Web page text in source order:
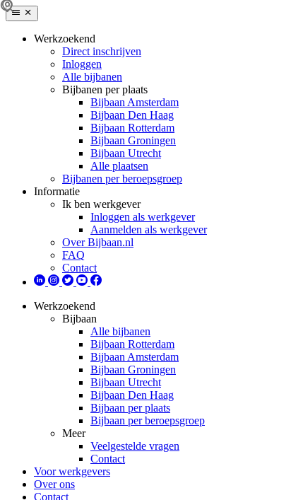
Werkzoekend
Direct inschrijven
Inloggen
Alle bijbanen
Bijbanen per plaats
Bijbaan Amsterdam
Bijbaan Den Haag
Bijbaan Rotterdam
Bijbaan Groningen
Bijbaan Utrecht
Alle plaatsen
Bijbanen per beroepsgroep
Informatie
Ik ben werkgever
Inloggen als werkgever
Aanmelden als werkgever
Over Bijbaan.nl
FAQ
Contact
Werkzoekend
Bijbaan
Alle bijbanen
Bijbaan Rotterdam
Bijbaan Amsterdam
Bijbaan Groningen
Bijbaan Utrecht
Bijbaan Den Haag
Bijbaan per plaats
Bijbaan per beroepsgroep
Meer
Veelgestelde vragen
Contact
Voor werkgevers
Over ons
Contact